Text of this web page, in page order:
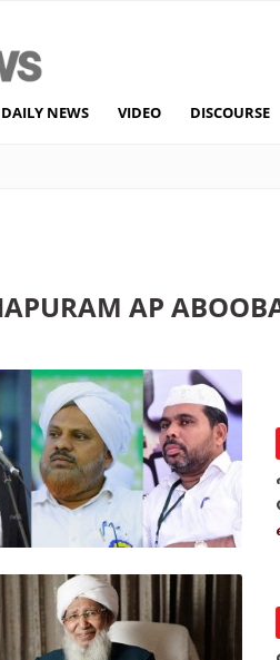
DAILY NEWS VIDEO DISCOURSE
AP